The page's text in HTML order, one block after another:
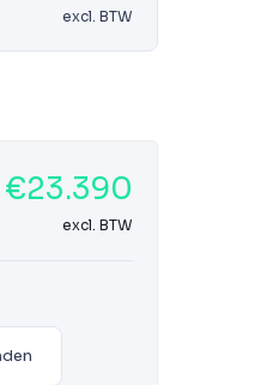
excl. BTW
€23.390
excl. BTW